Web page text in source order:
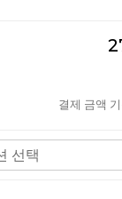
결제 금액